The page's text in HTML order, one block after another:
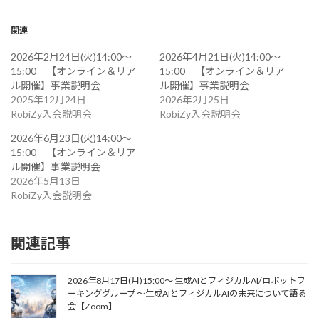
関連
2026年2月24日(火)14:00～
15:00 【オンライン＆リア
ル開催】事業説明会
2025年12月24日
RobiZy入会説明会
2026年4月21日(火)14:00～
15:00 【オンライン＆リア
ル開催】事業説明会
2026年2月25日
RobiZy入会説明会
2026年6月23日(火)14:00～
15:00 【オンライン＆リア
ル開催】事業説明会
2026年5月13日
RobiZy入会説明会
関連記事
2026年8月17日(月)15:00～ 生成AIとフィジカルAI/ロボットワ
ーキンググループ 〜生成AIとフィジカルAIの未来について語る
会【Zoom】